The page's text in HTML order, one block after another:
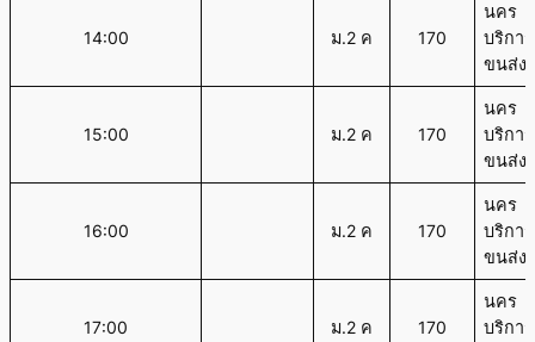
14:00 ม.2 ค 170
นคร
บริการ
ขนส่ง
15:00 ม.2 ค 170
นคร
บริการ
ขนส่ง
16:00 ม.2 ค 170
นคร
บริการ
ขนส่ง
17:00 ม.2 ค 170
นคร
บริการ